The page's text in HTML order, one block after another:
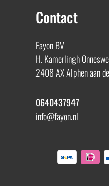
Contact
Fayon BV
H. Kamerlingh
2408 AX Alphen aan
0640437947
info@fayon.nl